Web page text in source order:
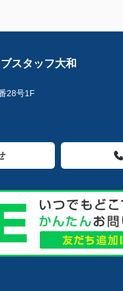
スタッフ大和
28号1F